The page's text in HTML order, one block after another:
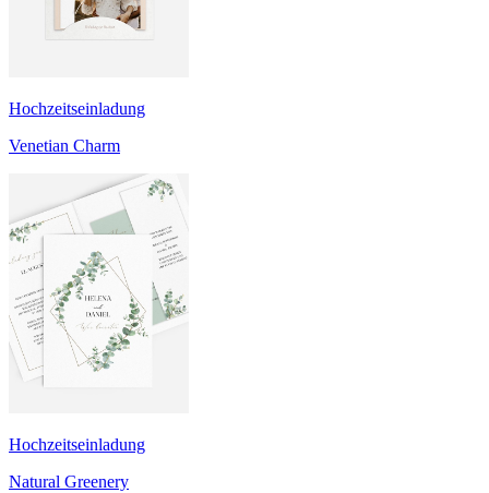
Hochzeitseinladung
Venetian Charm
Hochzeitseinladung
Natural Greenery